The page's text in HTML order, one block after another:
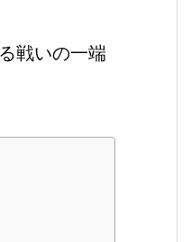
戦いの一端